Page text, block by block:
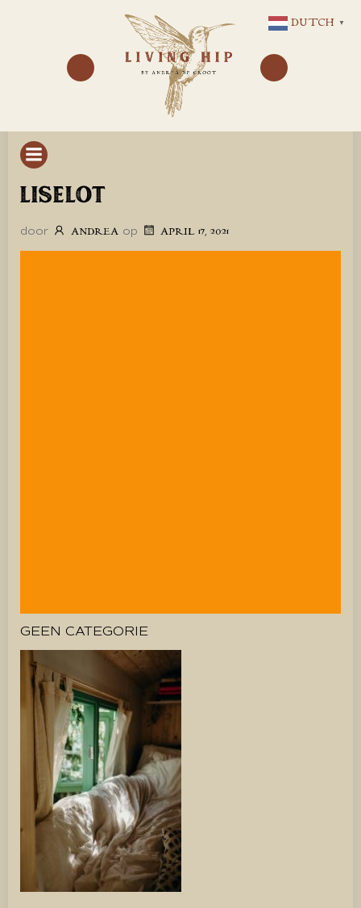
NAAR
DE
INHOUD
LISELOT
door ANDREA op APRIL 17, 2021
GEEN CATEGORIE
DUTCH ▼